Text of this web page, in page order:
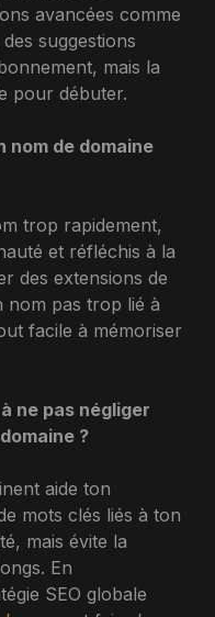
avancées comme
suggestions
mais la
pour débuter.
nom de domaine
trop rapidement,
et réfléchis à la
des extensions de
nom pas trop lié à
facile à mémoriser
ne pas négliger
?
aide ton
mots clés liés à ton
mais évite la
En
SEO globale